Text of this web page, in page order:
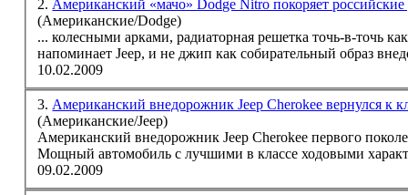
2. Американский «мачо» Dodge Nitro покоряет
(Американские/Dodge)
... колесными арками, радиаторная решетка точь-в-точь
напоминаетJeep, и не джип как собирательный образ
10.02.2009
3. Американский внедорожник Jeep Cherokee вернулся к
(Американские/Jeep)
Американский внедорожникJeep Cherokee первого
Мощный автомобиль с лучшими в классе ходовыми
09.02.2009